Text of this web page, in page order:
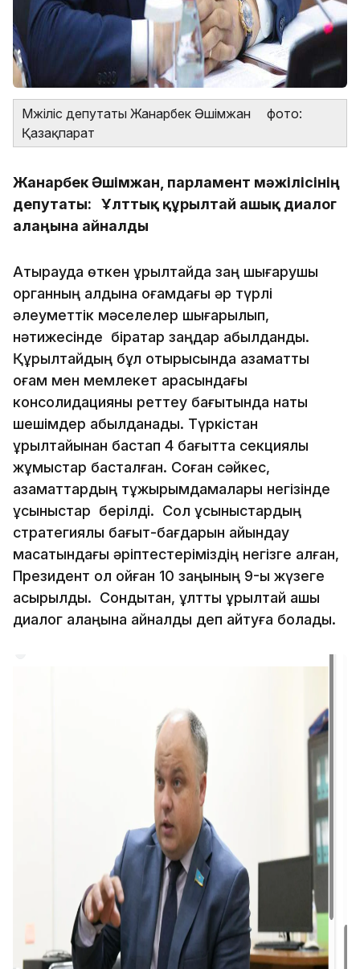
Мәжіліс депутаты Жанарбек Әшімжан фото:
Қазақпарат
Жанарбек Әшімжан, парламент мәжілісінің
депутаты: Ұлттық құрылтай ашық диалог
алаңына айналды
Атырауда өткен құрылтайда заң шығарушы
органның алдына қоғамдағы әр түрлі
әлеуметтік мәселелер шығарылып,
нәтижесінде бірқатар заңдар қабылданды.
Құрылтайдың бұл отырысында азаматтық
қоғам мен мемлекет арасындағы
консолидацияны реттеу бағытында нақты
шешімдер қабылданады. Түркістан
құрылтайынан бастап 4 бағытта секциялық
жұмыстар басталған. Соған сәйкес,
азаматтардың тұжырымдамалары негізінде
ұсыныстар берілді. Сол ұсыныстардың
стратегиялық бағыт-бағдарын айқындау
мақсатындағы әріптестеріміздің негізге алған,
Президент қол қойған 10 заңының 9-ы жүзеге
асырылды. Сондықтан, ұлттық құрылтай ашық
диалог алаңына айналды деп айтуға болады.